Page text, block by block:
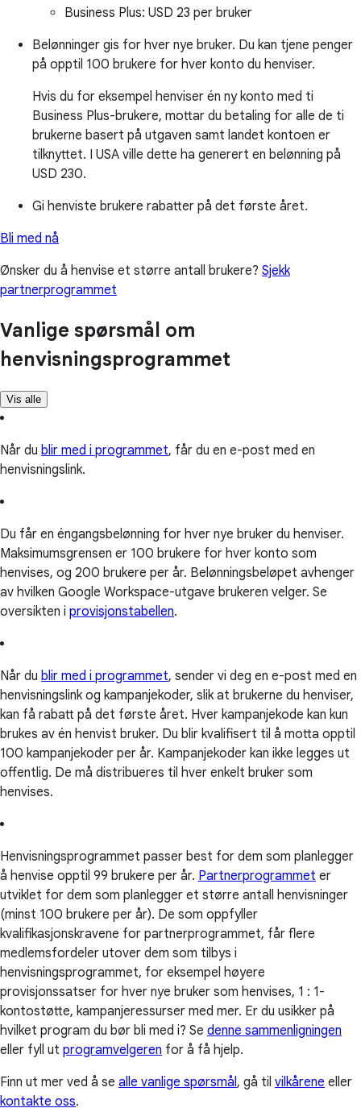
Business Plus: USD 23 per bruker
Belønninger gis for hver nye bruker. Du kan tjene penger
på opptil 100 brukere for hver konto du henviser.
Hvis du for eksempel henviser én ny konto med ti
Business Plus-brukere, mottar du betaling for alle de ti
brukerne basert på utgaven samt landet kontoen er
tilknyttet. I USA ville dette ha generert en belønning på
USD 230.
Gi henviste brukere rabatter på det første året.
Bli med nå
Ønsker du å henvise et større antall brukere? Sjekk
partnerprogrammet
Vanlige spørsmål om
henvisningsprogrammet
Vis alle
Når du blir med i programmet, får du en e-post med en
henvisningslink.
Du får en éngangsbelønning for hver nye bruker du henviser.
Maksimumsgrensen er 100 brukere for hver konto som
henvises, og 200 brukere per år. Belønningsbeløpet avhenger
av hvilken Google Workspace-utgave brukeren velger. Se
oversikten i provisjonstabellen.
Når du blir med i programmet, sender vi deg en e-post med en
henvisningslink og kampanjekoder, slik at brukerne du henviser,
kan få rabatt på det første året. Hver kampanjekode kan kun
brukes av én henvist bruker. Du blir kvalifisert til å motta opptil
100 kampanjekoder per år. Kampanjekoder kan ikke legges ut
offentlig. De må distribueres til hver enkelt bruker som
henvises.
Henvisningsprogrammet passer best for dem som planlegger
å henvise opptil 99 brukere per år. Partnerprogrammet er
utviklet for dem som planlegger et større antall henvisninger
(minst 100 brukere per år). De som oppfyller
kvalifikasjonskravene for partnerprogrammet, får flere
medlemsfordeler utover dem som tilbys i
henvisningsprogrammet, for eksempel høyere
provisjonssatser for hver nye bruker som henvises, 1 : 1-
kontostøtte, kampanjeressurser med mer. Er du usikker på
hvilket program du bør bli med i? Se denne sammenligningen
eller fyll ut programvelgeren for å få hjelp.
Finn ut mer ved å se alle vanlige spørsmål, gå til vilkårene eller
kontakte oss.